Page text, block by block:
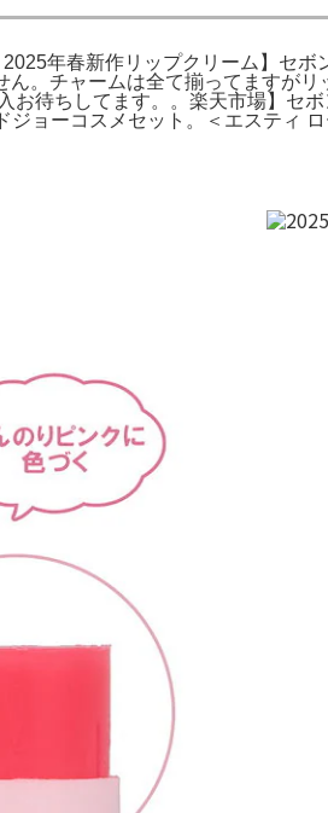
年春新作リップクリーム】セ
。チャームは全て揃ってますが
待ちしてます。。楽天市場】セ
ジョーコスメセット。＜エステ